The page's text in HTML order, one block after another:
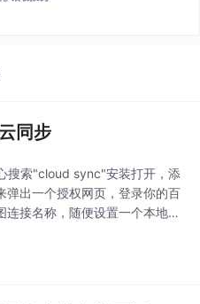
同步
搜索"cloud sync"安装打开，添
弹出一个授权网页，登录你的百
接名称，随便设置一个本地路
百度云存的文件什么同步到nas